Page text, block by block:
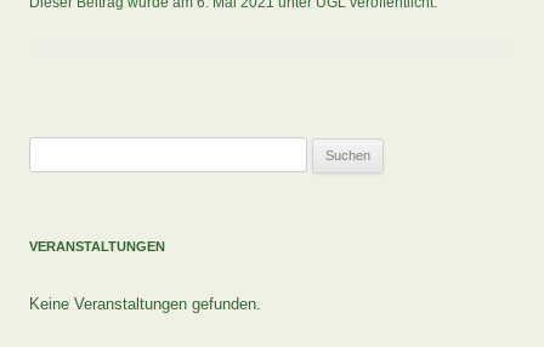
VERANSTALTUNGEN
Keine Veranstaltungen gefunden.